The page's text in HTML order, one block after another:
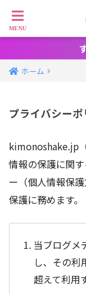
ホーム
プライバシーポ
kimonoshake.jp
情報の保護に関
ー（個人情報保
保護に務めます。
当ブログメ
し、その利
超えて利用